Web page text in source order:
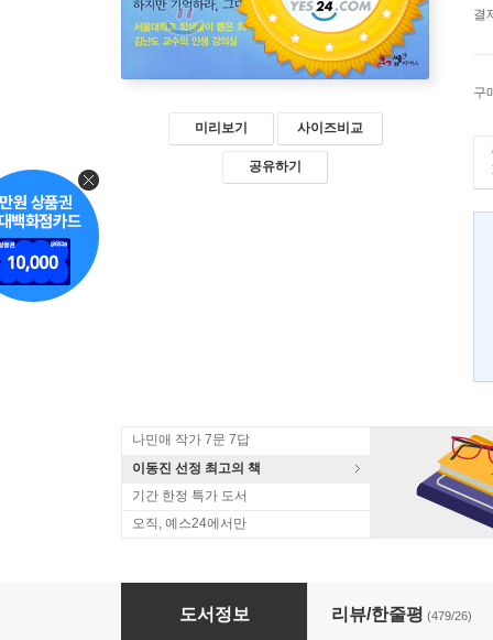
미리보기 사이즈비교
공유하기
결
구
나민애 작가 7문 7답
이동진 선정 최고의 책
기간 한정 특가 도서
오직, 예스24에서만
아프니까 청춘이다
도서정보 리뷰/한줄평 (479/26)